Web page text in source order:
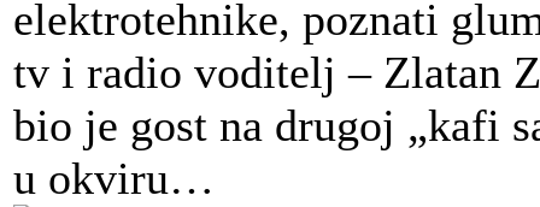
elektrotehnike, poznati
tv i radio voditelj – Zlatan
bio je gost na drugoj „kafi
u okviru…